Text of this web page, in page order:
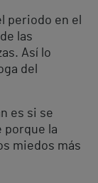
periodo en el
las
Así lo
del
es si se
porque la
miedos más